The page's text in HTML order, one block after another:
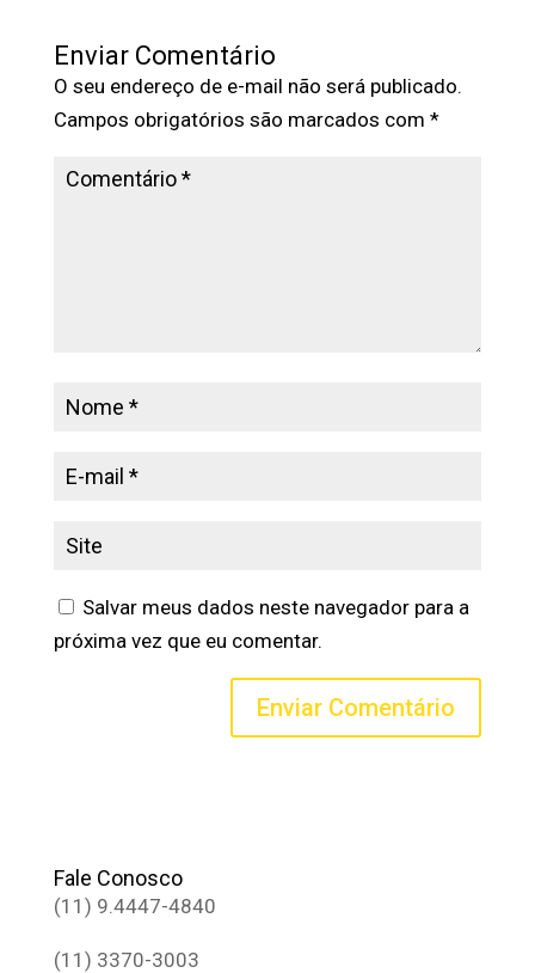
Enviar Comentário
O seu endereço de e-mail não será publicado.
Campos obrigatórios são marcados com *
Salvar meus dados neste navegador para a
próxima vez que eu comentar.
Fale Conosco
(11) 9.4447-4840
(11) 3370-3003